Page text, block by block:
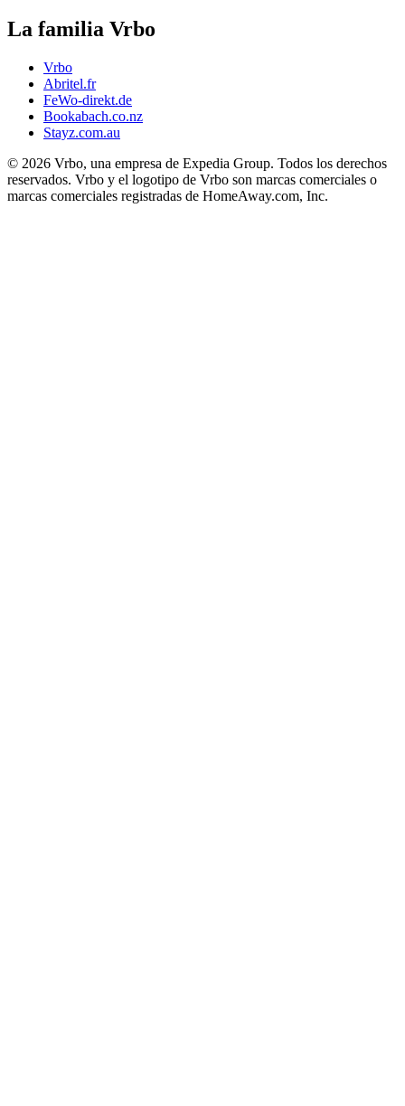
La familia Vrbo
Vrbo
Abritel.fr
FeWo-direkt.de
Bookabach.co.nz
Stayz.com.au
© 2026 Vrbo, una empresa de Expedia Group. Todos los derechos
reservados. Vrbo y el logotipo de Vrbo son marcas comerciales o
marcas comerciales registradas de HomeAway.com, Inc.